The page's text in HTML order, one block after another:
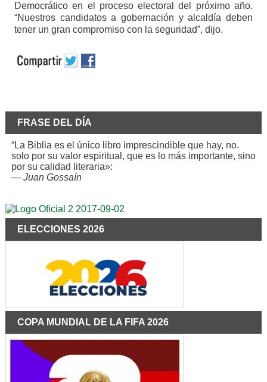
Democrático en el proceso electoral del próximo año.
“Nuestros candidatos a gobernación y alcaldía deben
tener un gran compromiso con la seguridad”, dijo.
FRASE DEL DÍA
“La Biblia es el único libro imprescindible que hay, no.
solo por su valor espiritual, que es lo más importante, sino
por su calidad literaria»:
— Juan Gossaín
ELECCIONES 2026
COPA MUNDIAL DE LA FIFA 2026